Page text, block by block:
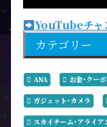
YouTubeチャ
カテゴリー
ANA お金･クー
ガジェット･カメラ
スカイチーム･アライ